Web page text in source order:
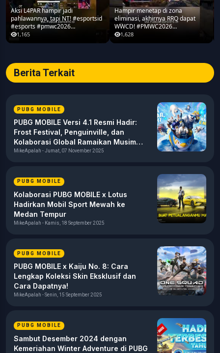
Aksi L4PAR hampir jadi
pahlawannya, tapi NT! #esportsid
#esports #pmwc2026
#pubgmobile #teamrrq
1,165
Hampir menetap di zona
eliminasi, akhirnya RRQ dapat
WWCD! #PMWC2026
#pubgmobile #teamrrq
1,628
Berita Terkait
PUBG MOBILE
PUBG MOBILE Versi 4.1 Resmi Hadir:
Frost Festival, Penguinville, dan
Kolaborasi Global Ramaikan Musim
Dingin
MikeApalah - Jumat, 07 November 2025
PUBG MOBILE
Kolaborasi PUBG MOBILE x Lotus
Hadirkan Mobil Sport Mewah ke
Medan Tempur
MikeApalah - Kamis, 18 September 2025
PUBG MOBILE
PUBG MOBILE x Kaiju No. 8: Cara
Lengkap Koleksi Skin Eksklusif dan
Cara Dapatnya!
MikeApalah - Senin, 15 September 2025
PUBG MOBILE
Sambut Desember 2024 dengan
Kemeriahan Winter Adventure di PUBG